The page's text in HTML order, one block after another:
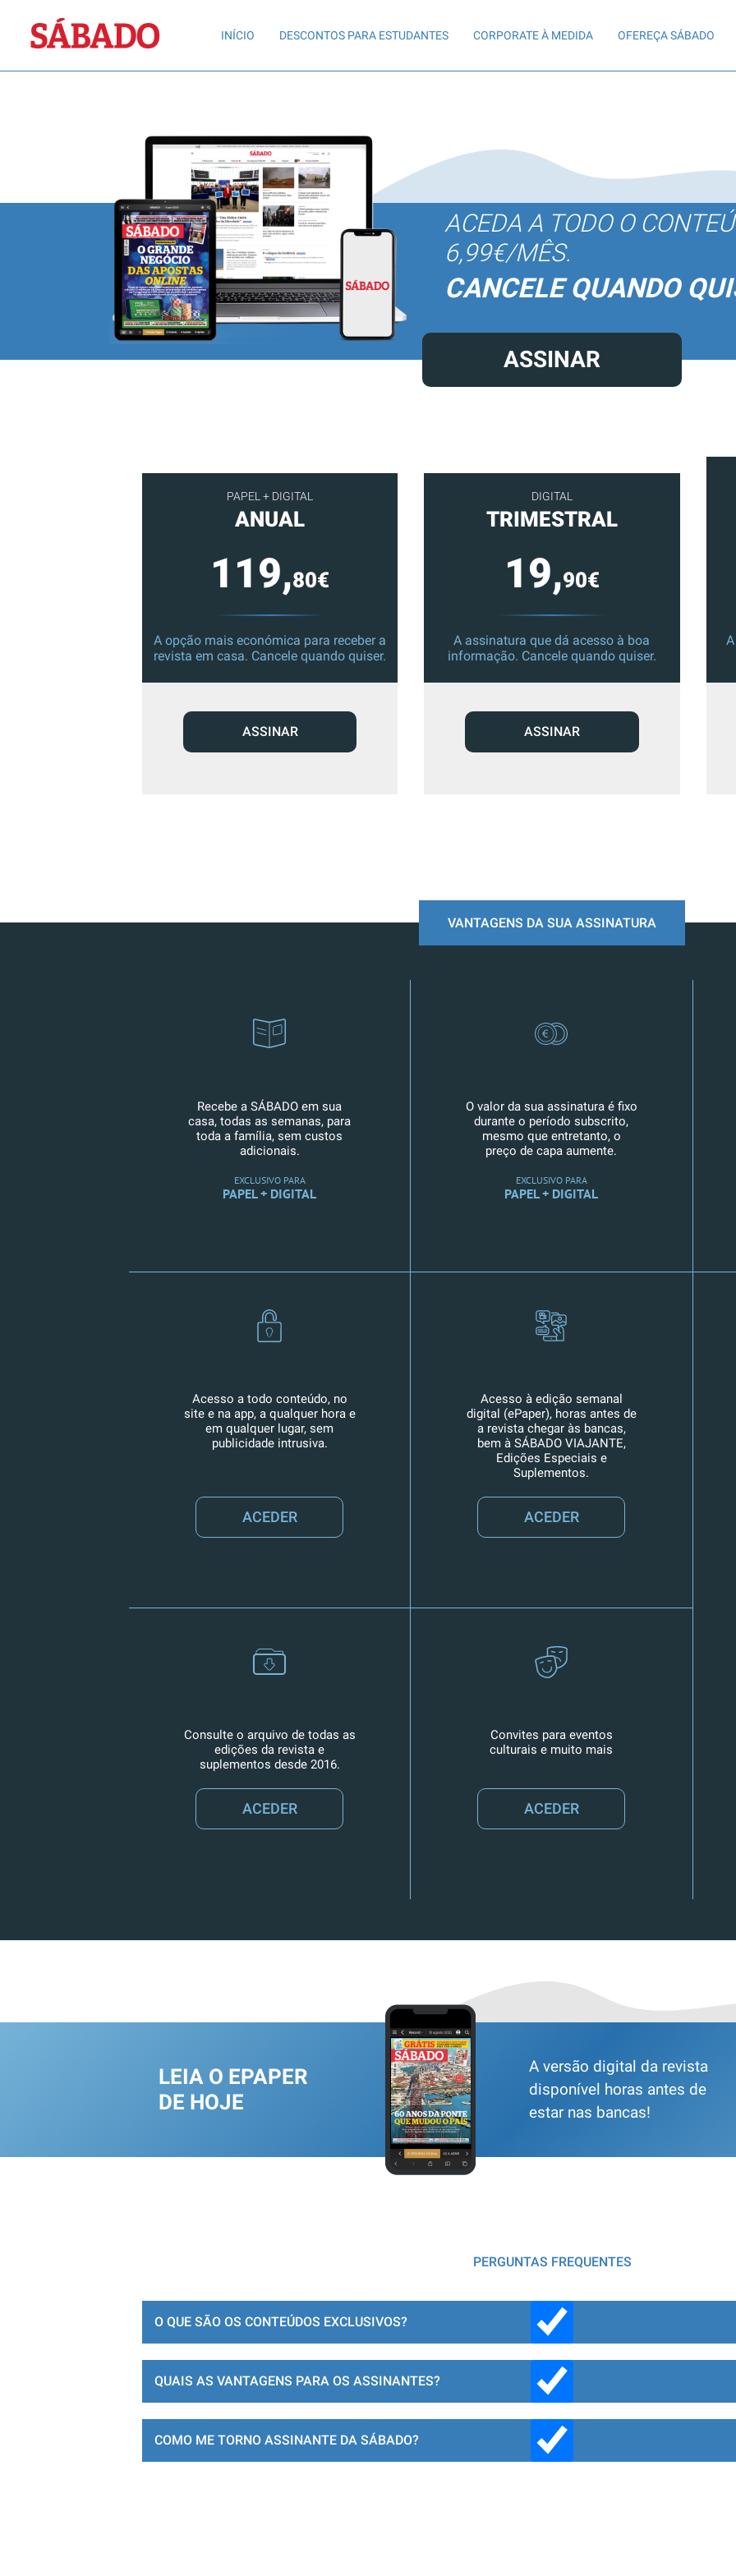
Sábado
INÍCIO DESCONTOS PARA ESTUDANTES CORPORATE À MEDIDA OFEREÇA SÁBADO
ACEDA A TODO O
6,99€/MÊS.
CANCELE QUANDO
ASSINAR
PAPEL + DIGITAL
ANUAL
119,80€
A opção mais económica para receber a
revista em casa. Cancele quando quiser.
ASSINAR
DIGITAL
TRIMESTRAL
19,90€
A assinatura que dá acesso à boa
informação. Cancele quando quiser.
ASSINAR
VANTAGENS DA SUA ASSINATURA
Recebe a SÁBADO em sua
casa, todas as semanas, para
toda a família, sem custos
adicionais.
EXCLUSIVO PARA
PAPEL + DIGITAL
O valor da sua assinatura é fixo
durante o período subscrito,
mesmo que entretanto, o
preço de capa aumente.
EXCLUSIVO PARA
PAPEL + DIGITAL
Acesso a todo conteúdo, no
site e na app, a qualquer hora e
em qualquer lugar, sem
publicidade intrusiva.
ACEDER
Acesso à edição semanal
digital (ePaper), horas antes de
a revista chegar às bancas,
bem à SÁBADO VIAJANTE,
Edições Especiais e
Suplementos.
ACEDER
Consulte o arquivo de todas as
edições da revista e
suplementos desde 2016.
ACEDER
Convites para eventos
culturais e muito mais
ACEDER
LEIA O EPAPER
DE HOJE
A versão digital da revista
disponível horas antes de
estar nas bancas!
PERGUNTAS FREQUENTES
O QUE SÃO OS CONTEÚDOS EXCLUSIVOS?
QUAIS AS VANTAGENS PARA OS ASSINANTES?
COMO ME TORNO ASSINANTE DA SÁBADO?